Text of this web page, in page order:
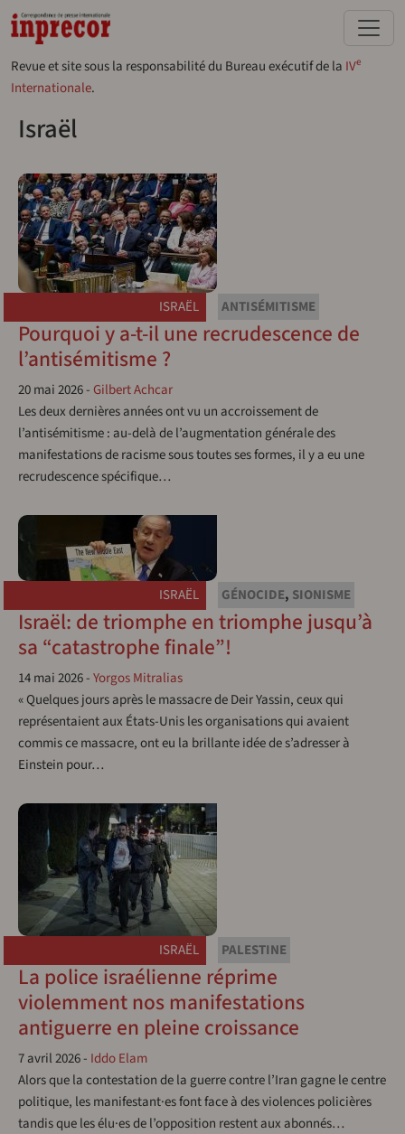
Aller au contenu principal
Revue et site sous la responsabilité du Bureau exécutif de la IVe
Internationale.
Israël
ISRAËL ANTISÉMITISME
Pourquoi y a-t-il une recrudescence de
l’antisémitisme ?
20 mai 2026- Gilbert Achcar
Les deux dernières années ont vu un accroissement de
l’antisémitisme : au-delà de l’augmentation générale des
manifestations de racisme sous toutes ses formes, il y a eu une
recrudescence spécifique…
ISRAËL GÉNOCIDE, SIONISME
Israël: de triomphe en triomphe jusqu’à
sa “catastrophe finale”!
14 mai 2026-Yorgos Mitralias
« Quelques jours après le massacre de Deir Yassin, ceux qui
représentaient aux États-Unis les organisations qui avaient
commis ce massacre, ont eu la brillante idée de s’adresser à
Einstein pour…
ISRAËL PALESTINE
La police israélienne réprime
violemment nos manifestations
antiguerre en pleine croissance
7 avril 2026- Iddo Elam
Alors que la contestation de la guerre contre l’Iran gagne le centre
politique, les manifestant·es font face à des violences policières
tandis que les élu·es de l’opposition restent aux abonnés…